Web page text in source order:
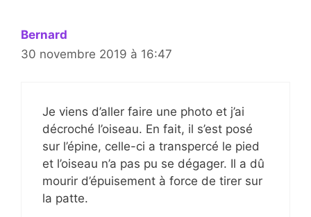
Bernard
30 novembre 2019 à 16:47
Je viens d’aller faire une photo et j’ai
décroché l’oiseau. En fait, il s’est posé
sur l’épine, celle-ci a transpercé le pied
et l’oiseau n’a pas pu se dégager. Il a dû
mourir d’épuisement à force de tirer sur
la patte.